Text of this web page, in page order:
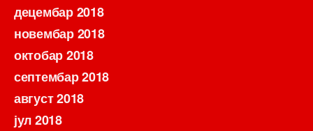
децембар 2018
новембар 2018
октобар 2018
септембар 2018
август 2018
јул 2018